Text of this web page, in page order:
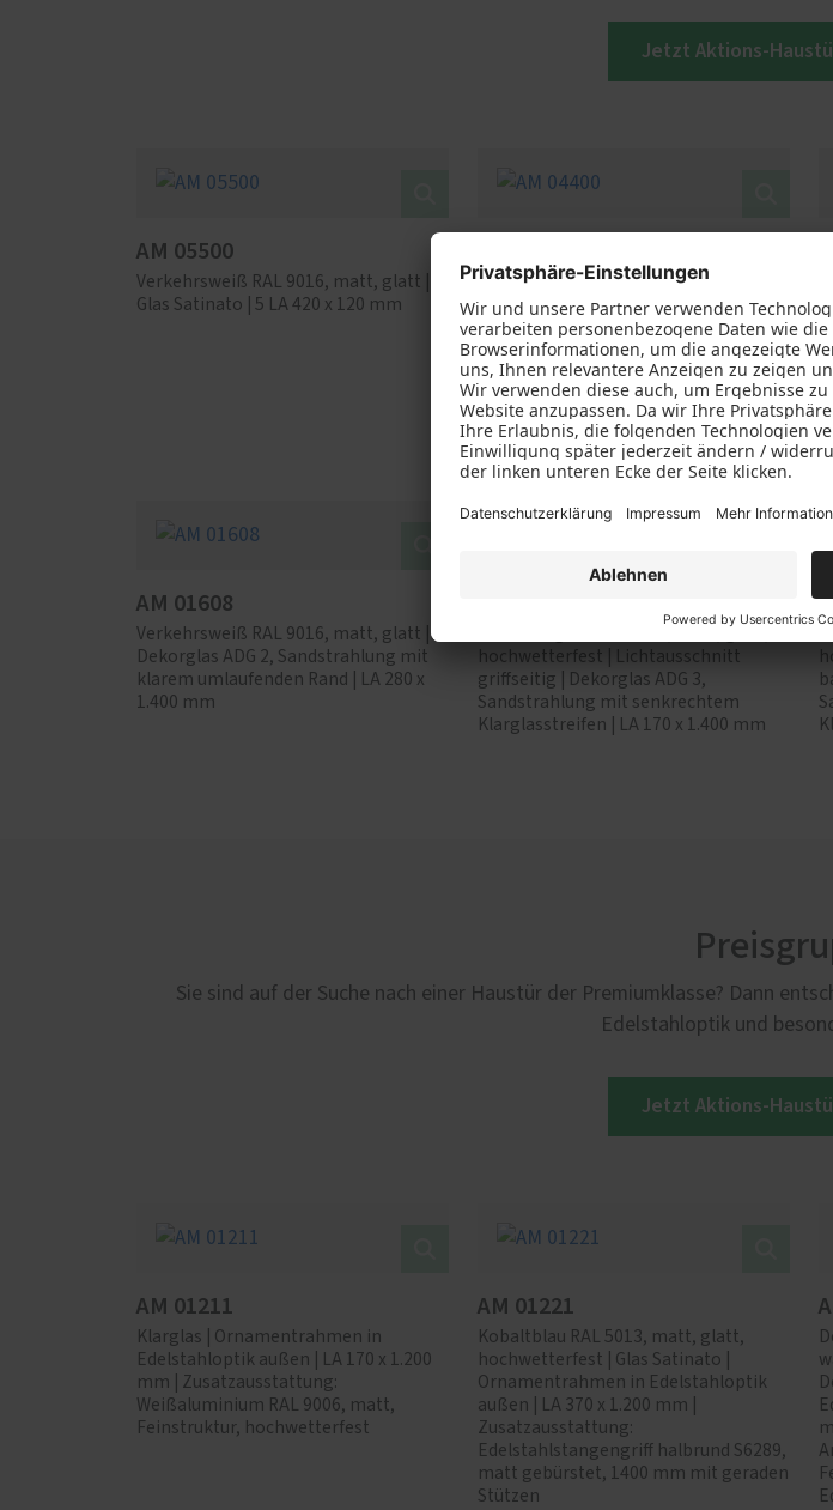
Jetzt Aktions-
AM 05500
Verkehrsweiß RAL 9016, matt, glatt |
Glas Satinato | 5 LA 420 x 120 mm
Lehmbraun RAL 8003, matt, glatt,
hochwetterfest | Dekorglas ADG 2,
Sandstrahlung mit klarem
umlaufenden Rand | 4 LA 206 x 206 mm
| Zusatzausstattung:
Edelstahlstangengriff rund S1010,
matt gebürstet, 1400 mm mit geraden
Stützen
AM 01608
Verkehrsweiß RAL 9016, matt, glatt |
Dekorglas ADG 2, Sandstrahlung mit
klarem umlaufenden Rand | LA 280 x
1.400 mm
hochwetterfest | Lichtausschnitt
griffseitig | Dekorglas ADG 3,
Sandstrahlung mit senkrechtem
Klarglasstreifen | LA 170 x 1.400 mm
Sie sind auf der Suche nach einer Haustür der Premiumklasse? Dann
Edelstahloptik und
Jetzt Aktions-
AM 01211
Klarglas | Ornamentrahmen in
Edelstahloptik außen | LA 170 x 1.200
mm | Zusatzausstattung:
Weißaluminium RAL 9006, matt,
Feinstruktur, hochwetterfest
AM 01221
Kobaltblau RAL 5013, matt, glatt,
hochwetterfest | Glas Satinato |
Ornamentrahmen in Edelstahloptik
außen | LA 370 x 1.200 mm |
Zusatzausstattung:
Edelstahlstangengriff halbrund S6289,
matt gebürstet, 1400 mm mit geraden
Stützen